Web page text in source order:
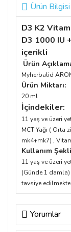
Ürün Bilgisi
D3 K2
D3 1000 IU
içerikli
Ürün
Myherbalid
Ürün Miktarı:
20 ml
İçindekiler:
11 yaş ve üzeri
MCT Yağı ( Orta
mk4+mk7) ,
Kullanım
11 yaş ve üzeri
(Günde 1
tavsiye
Yorumlar